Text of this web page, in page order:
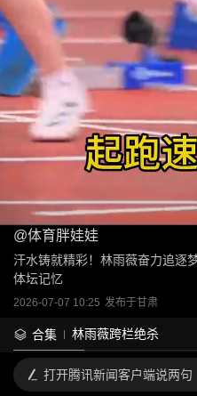
@体育胖娃娃
汗水铸就精彩！林雨薇奋力追逐
体坛记忆
2026-07-07 10:25 发布于甘肃
合集 林雨薇跨栏绝杀
打开腾讯新闻客户端说两句